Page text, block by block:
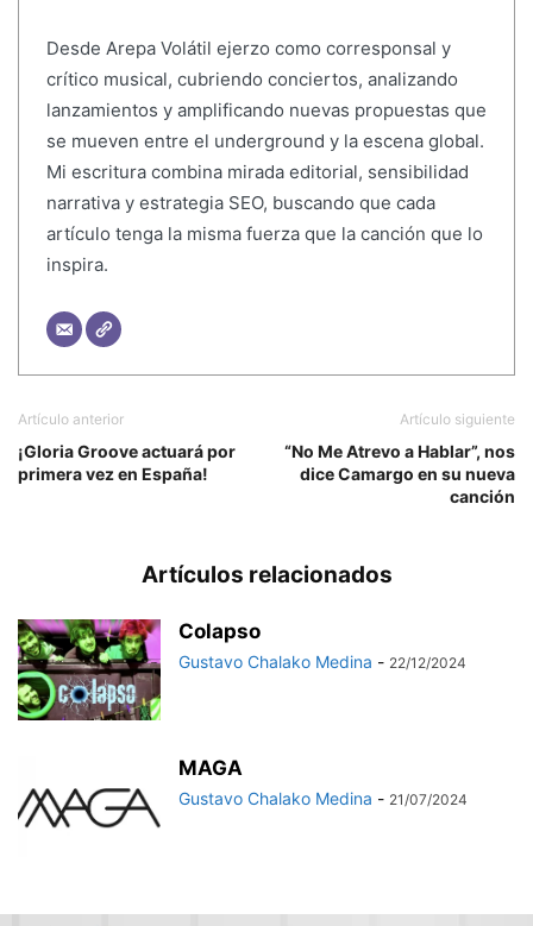
Desde Arepa Volátil ejerzo como corresponsal y
crítico musical, cubriendo conciertos, analizando
lanzamientos y amplificando nuevas propuestas que
se mueven entre el underground y la escena global.
Mi escritura combina mirada editorial, sensibilidad
narrativa y estrategia SEO, buscando que cada
artículo tenga la misma fuerza que la canción que lo
inspira.
Artículo anterior
¡Gloria Groove actuará por
primera vez en España!
Artículo siguiente
“No Me Atrevo a Hablar”, nos
dice Camargo en su nueva
canción
Artículos relacionados
Colapso
Gustavo Chalako Medina - 22/12/2024
MAGA
Gustavo Chalako Medina - 21/07/2024